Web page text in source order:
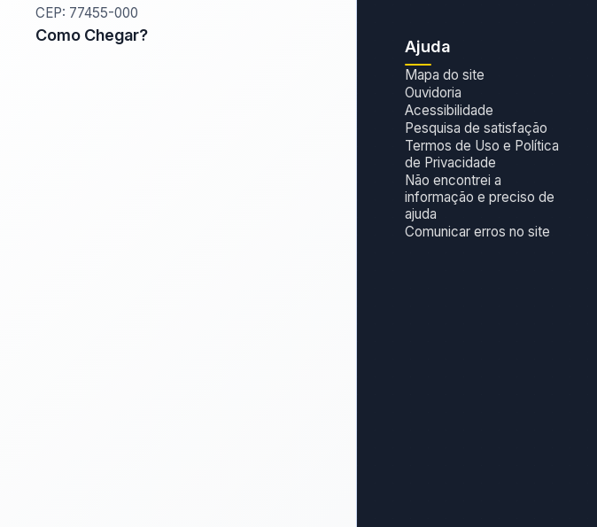
CEP: 77455-000
Como Chegar?
Ajuda
Mapa do site
Ouvidoria
Acessibilidade
Pesquisa de satisfação
Termos de Uso e Política
de Privacidade
Não encontrei a
informação e preciso de
ajuda
Comunicar erros no site